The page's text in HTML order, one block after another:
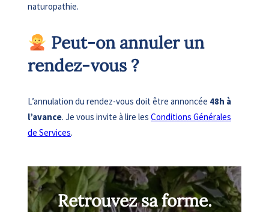
naturopathie.
Peut-on annuler un
rendez-vous ?
L’annulation du rendez-vous doit être annoncée 48h à
l’avance. Je vous invite à lire les Conditions Générales
de Services.
Retrouvez sa forme.